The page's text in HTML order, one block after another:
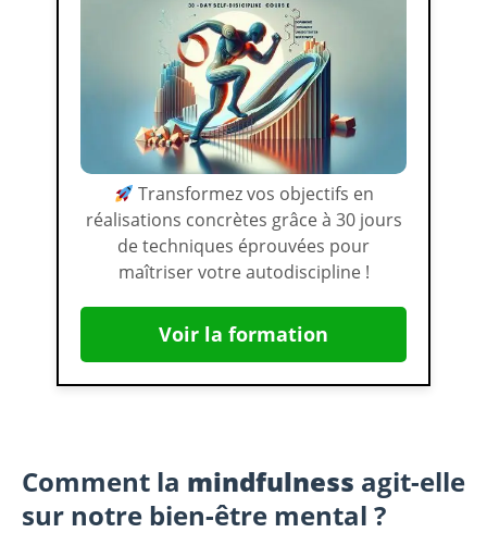
Transformez vos objectifs en
réalisations concrètes grâce à 30 jours
de techniques éprouvées pour
maîtriser votre autodiscipline !
Voir la formation
Comment la mindfulness agit-elle
sur notre bien-être mental ?